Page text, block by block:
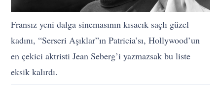
Fransız yeni dalga sinemasının kısacık saçlı güzel
kadını, “Serseri Aşıklar”ın Patricia’sı, Hollywood’un
en çekici aktristi Jean Seberg’i yazmazsak bu liste
eksik kalırdı.